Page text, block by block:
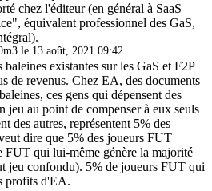
chez l'éditeur (en général à SaaS
équivalent professionnel des GaS,
le 13 août, 2021 09:42
existantes sur les GaS et F2P
de revenus. Chez EA, des documents
ces gens qui dépensent des
jeu au point de compenser à eux seuls
des autres, représentent 5% des
dire que 5% des joueurs FUT
FUT qui lui-même génère la majorité
jeu confondu). 5% de joueurs FUT qui
profits d'EA.